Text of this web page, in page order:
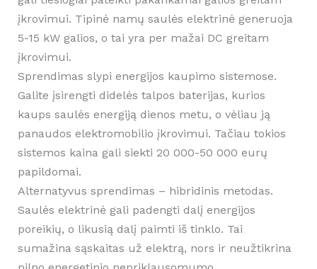
įkrovimui. Tipinė namų saulės elektrinė generuoja
5-15 kW galios, o tai yra per mažai DC greitam
įkrovimui.
Sprendimas slypi energijos kaupimo sistemose.
Galite įsirengti didelės talpos baterijas, kurios
kaups saulės energiją dienos metu, o vėliau ją
panaudos elektromobilio įkrovimui. Tačiau tokios
sistemos kaina gali siekti 20 000-50 000 eurų
papildomai.
Alternatyvus sprendimas – hibridinis metodas.
Saulės elektrinė gali padengti dalį energijos
poreikių, o likusią dalį paimti iš tinklo. Tai
sumažina sąskaitas už elektrą, nors ir neužtikrina